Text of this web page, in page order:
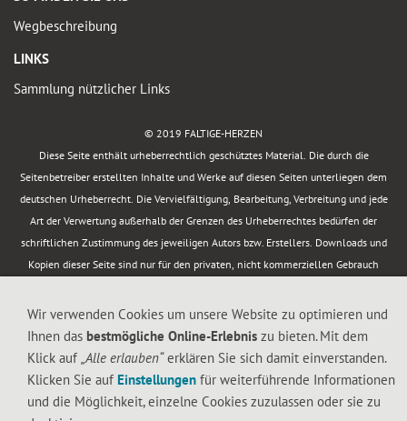
Wegbeschreibung
LINKS
Sammlung nützlicher Links
© 2019 FALTIGE-HERZEN
Diese Seite enthält urheberrechtlich geschütztes Material. Die durch die
Seitenbetreiber erstellten Inhalte und Werke auf diesen Seiten unterliegen dem
deutschen Urheberrecht. Die Vervielfältigung, Bearbeitung, Verbreitung und jede
Art der Verwertung außerhalb der Grenzen des Urheberrechtes bedürfen der
schriftlichen Zustimmung des jeweiligen Autors bzw. Erstellers. Downloads und
Kopien dieser Seite sind nur für den privaten, nicht kommerziellen Gebrauch
Wir verwenden Cookies um unsere Website zu optimieren und
Ihnen das bestmögliche Online-Erlebnis zu bieten. Mit dem
Klick auf „Alle erlauben“erklären Sie sich damit einverstanden.
Klicken Sie auf Einstellungen für weiterführende Informationen
und die Möglichkeit, einzelne Cookies zuzulassen oder sie zu